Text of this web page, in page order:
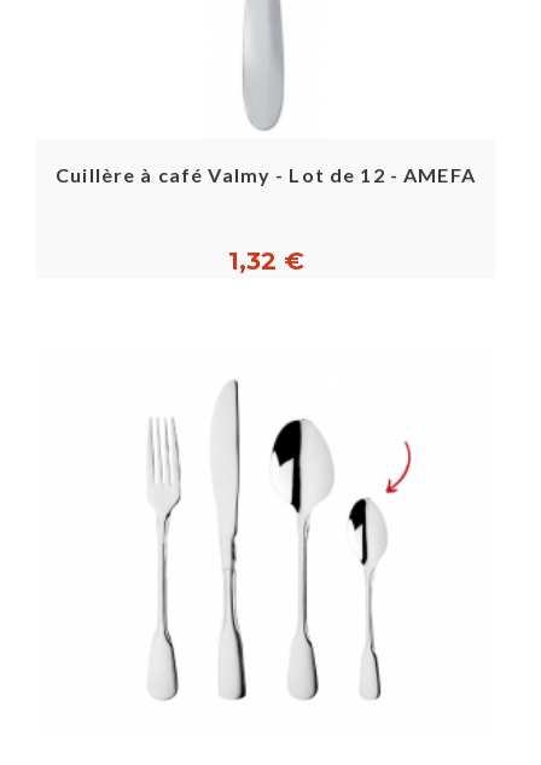
Cuillère à café Valmy - Lot de 12 - AMEFA
1,32 €